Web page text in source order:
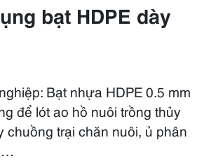
bạt HDPE dày
Bạt nhựa HDPE 0.5 mm
để lót ao hồ nuôi trồng thủy
chuồng trại chăn nuôi, ủ phân